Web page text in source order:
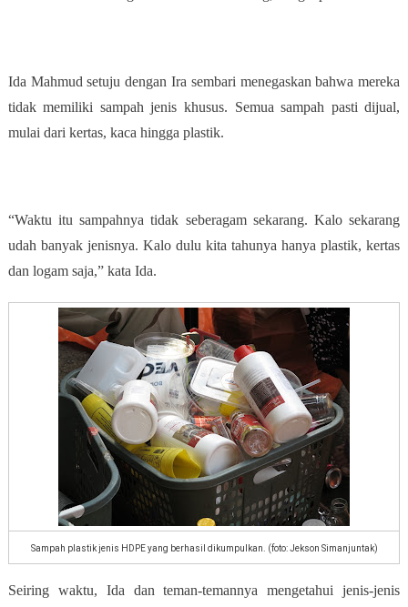
Ida Mahmud setuju dengan Ira sembari menegaskan bahwa mereka
tidak memiliki sampah jenis khusus. Semua sampah pasti dijual,
mulai dari kertas, kaca hingga plastik.
“Waktu itu sampahnya tidak seberagam sekarang. Kalo sekarang
udah banyak jenisnya. Kalo dulu kita tahunya hanya plastik, kertas
dan logam saja,” kata Ida.
Sampah plastik jenis HDPE yang berhasil dikumpulkan. (foto: Jekson Simanjuntak)
Seiring waktu, Ida dan teman-temannya mengetahui jenis-jenis